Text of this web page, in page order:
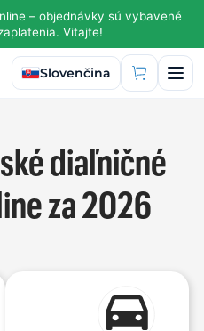
– objednávky sú vybavené
Vitajte!
Vybrať jazyk
Slovenčina
diaľničné
za 2026